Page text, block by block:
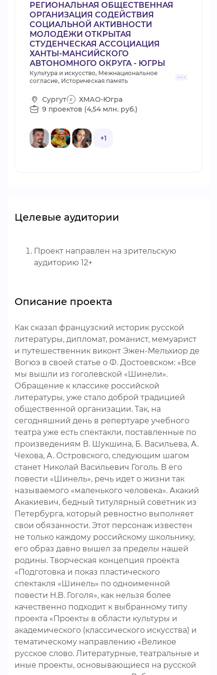
РЕГИОНАЛЬНАЯ ОБЩЕСТВЕННАЯ
ОРГАНИЗАЦИЯ СОДЕЙСТВИЯ
СОЦИАЛЬНОЙ АКТИВНОСТИ
МОЛОДЁЖИ ОТКРЫТАЯ
СТУДЕНЧЕСКАЯ АССОЦИАЦИЯ
ХАНТЫ-МАНСИЙСКОГО
АВТОНОМНОГО ОКРУГА - ЮГРЫ
Культура и искусство, Межнациональное
согласие, Историческая память
Сургут
ХМАО-Югра
9 проектов (4,54 млн. руб.)
+1
Целевые аудитории
Проект направлен на зрительскую
аудиторию 12+
Описание проекта
Как сказал французский историк русской
литературы, дипломат, романист, мемуарист
и путешественник виконт Эжен-Мельхиор де
Вогюэ в своей статье о Ф. Достоевском: «Все
мы вышли из гоголевской «Шинели».
Обращение к классике российской
литературы, уже стало доброй традицией
общественной организации. Так, на
сегодняшний день в репертуаре учебного
театра уже есть спектакли, поставленные по
произведениям В. Шукшина, Б. Васильева, А.
Чехова, А. Островского, следующим шагом
станет Николай Васильевич Гоголь. В его
повести «Шинель», речь идет о жизни так
называемого «маленького человека». Акакий
Акакиевич, бедный титулярный советник из
Петербурга, который ревностно выполняет
свои обязанности. Этот персонаж известен
не только каждому российскому школьнику,
его образ давно вышел за пределы нашей
родины. Творческая концепция проекта
«Подготовка и показ пластического
спектакля «Шинель» по одноименной
повести Н.В. Гоголя», как нельзя более
качественно подходит к выбранному типу
проекта «Проекты в области культуры и
академического (классического искусства) и
тематическому направлению «Великое
русское слово. Литературные, театральные и
иные проекты, основывающиеся на русской